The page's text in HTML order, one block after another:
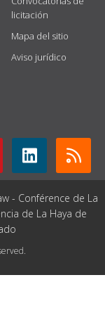
licitación
Mapa del sitio
Aviso jurídico
- Conférence de La
de La Haya de